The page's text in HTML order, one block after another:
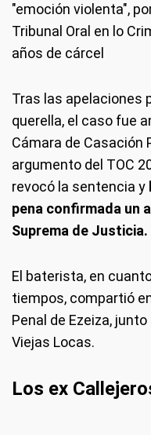
"emoción violenta",
Tribunal Oral en lo
años de cárcel
Tras las apelaciones
querella, el caso fue
Cámara de Casación
argumento del TOC
revocó la sentencia y
pena confirmada un
Suprema de Justicia.
El baterista, en
tiempos, compartió
Penal de Ezeiza,
Viejas Locas.
Los ex